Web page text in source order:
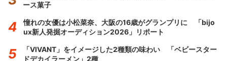
ース菓子
憧れの女優は小松菜奈、大阪の16歳がグランプリに 「bijo
ux新人発掘オーディション2026」リポート
「VIVANT」をイメージした2種類の味わい 「ベビースター
ドデカイラーメン」2種